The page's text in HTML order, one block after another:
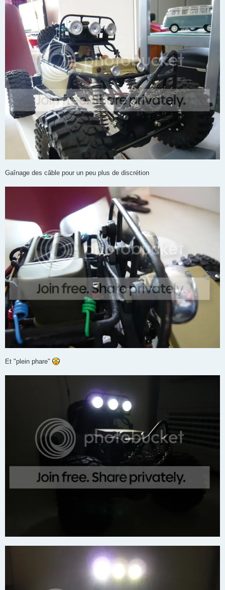
Gaînage des câble pour un peu plus de discrétion
Et "plein phare"